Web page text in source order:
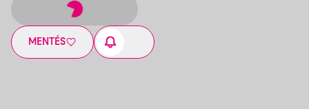
MENTÉS